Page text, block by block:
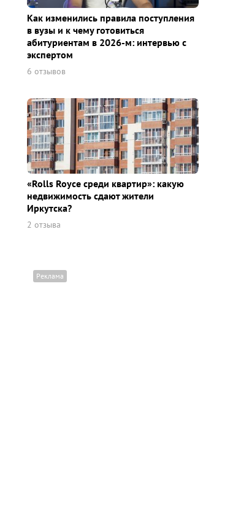
Как изменились правила поступления
в вузы и к чему готовиться
абитуриентам в 2026-м: интервью с
экспертом
6 отзывов
«Rolls Royce среди квaртир»: какую
недвижимость сдают жители
Иркутска?
2 отзыва